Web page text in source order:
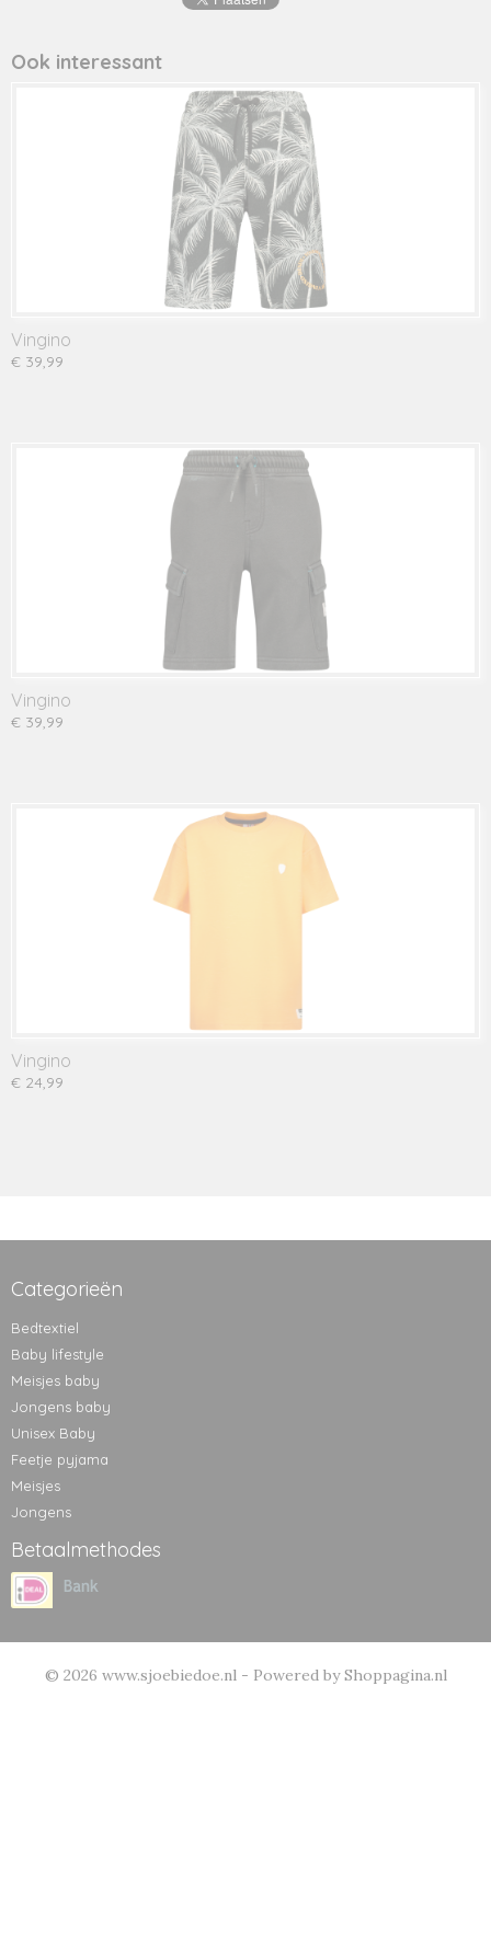
Productcode leverancier
Ook interessant
Vingino
€ 39,99
Vingino
€ 39,99
Vingino
€ 24,99
Categorieën
Bedtextiel
Baby lifestyle
Meisjes baby
Jongens baby
Unisex Baby
Feetje pyjama
Meisjes
Jongens
Betaalmethodes
© 2026 www.sjoebiedoe.nl - Powered by Shoppagina.nl